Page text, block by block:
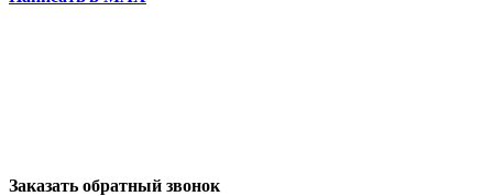
Заказать обратный звонок